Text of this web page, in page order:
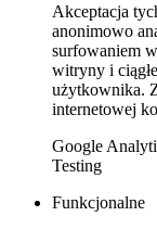
Akceptacja
anonimowo
surfowaniem
witryny i
użytkownika.
internetowej
Google
Testing
Funkcjonalne